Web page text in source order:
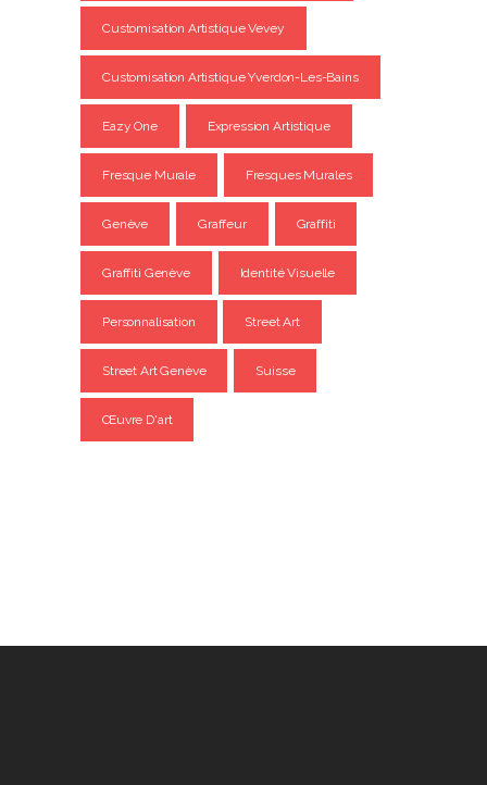
Customisation Artistique Vevey
Customisation Artistique Yverdon-Les-Bains
Eazy One Expression Artistique
Fresque Murale Fresques Murales
Genève Graffeur Graffiti
Graffiti Genève Identité Visuelle
Personnalisation Street Art
Street Art Genève Suisse
Œuvre D'art